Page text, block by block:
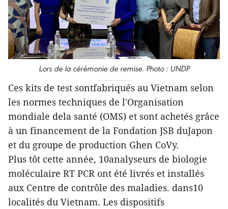
Lors de la cérémonie de remise. Photo : UNDP
Ces kits de test sontfabriqués au Vietnam selon
les normes techniques de l'Organisation
mondiale dela santé (OMS) et sont achetés grâce
à un financement de la Fondation JSB duJapon
et du groupe de production Ghen CoVy.
Plus tôt cette année, 10analyseurs de biologie
moléculaire RT PCR ont été livrés et installés
aux Centre de contrôle des maladies. dans10
localités du Vietnam. Les dispositifs